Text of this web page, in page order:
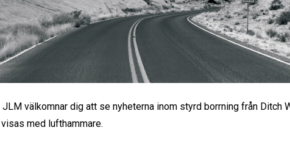
JLM välkomnar dig att se nyheterna inom styrd borrning från Ditch
med lufthammare.